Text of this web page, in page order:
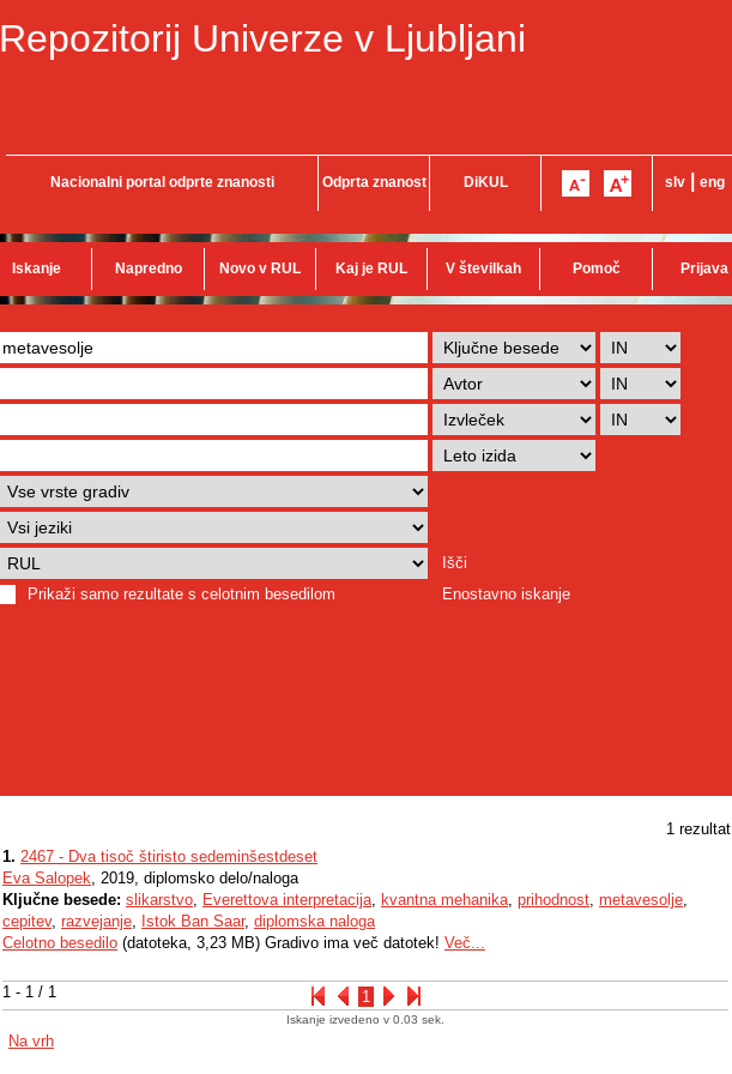
Repozitorij Univerze v Ljubljani
Nacionalni portal odprte znanosti Odprta znanost DiKUL slv eng
Iskanje Napredno Novo v RUL Kaj je RUL V številkah Pomoč Prijava
Išči
Prikaži samo rezultate s celotnim besedilom
Enostavno iskanje
1 rezultat
1 - 1 / 1 1
1. 2467 - Dva tisoč štiristo sedeminšestdeset
Eva Salopek, 2019, diplomsko delo/naloga
Ključne besede: slikarstvo, Everettova interpretacija, kvantna mehanika, prihodnost, metavesolje,
cepitev, razvejanje, Istok Ban Saar, diplomska naloga
Celotno besedilo (datoteka, 3,23 MB) Gradivo ima več datotek! Več...
Iskanje izvedeno v 0.03 sek.
Na vrh